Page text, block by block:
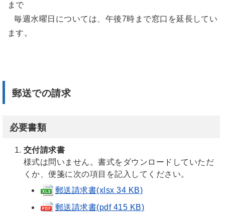
まで
毎週水曜日については、午後7時まで窓口を延長してい
ます。
郵送での請求
必要書類
交付請求書
様式は問いません。書式をダウンロードしていただ
くか、便箋に次の項目を記入してください。
郵送請求書(xlsx 34 KB)
郵送請求書(pdf 415 KB)